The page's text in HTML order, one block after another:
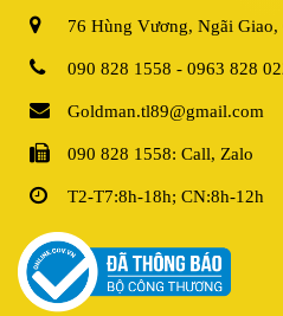
76 Hùng Vương, Ngãi
090 828 1558 - 0963 828
Goldman.tl89@gmail.com
090 828 1558: Call, Zalo
T2-T7:8h-18h; CN:8h-12h